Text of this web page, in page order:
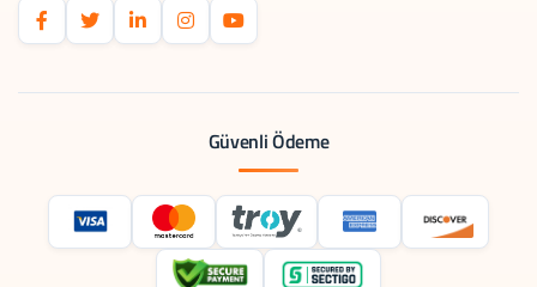
Güvenli Ödeme